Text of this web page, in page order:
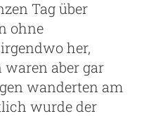
Tag über
ohne
her,
waren aber gar
wanderten am
wurde der